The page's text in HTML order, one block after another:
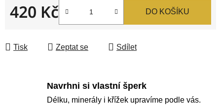
420 Kč DO KOŠÍKU
Tisk Zeptat se Sdílet
Navrhni si vlastní šperk
Délku, minerály i křížek upravíme podle vás.